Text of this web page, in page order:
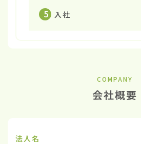
5 入社
COMPANY
会社概要
法人名